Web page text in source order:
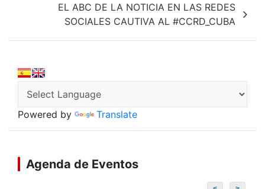
EL ABC DE LA NOTICIA EN LAS REDES
SOCIALES CAUTIVA AL #CCRD_CUBA
Powered by Translate
Agenda de Eventos